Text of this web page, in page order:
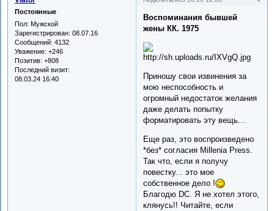
Постоянные
Пол: Мужской
Зарегистрирован: 08.07.16
Сообщений: 4132
Уважение: +246
Позитив: +808
Последний визит:
08.03.24 16:40
Воспоминания бывшей
жены КК. 1975
Приношу свои извинения за
мою неспособность и
огромный недостаток желания
даже делать попытку
форматировать эту вещь...
Еще раз, это воспроизведено
*без* согласия Millenia Press.
Так что, если я получу
повестку... это мое
собственное дело !
Благодю DC. Я не хотел этого,
клянусь!! Читайте, если